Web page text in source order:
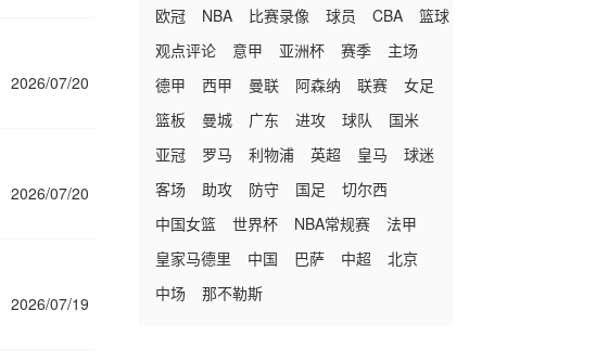
2026/07/20
2026/07/20
2026/07/19
欧冠
NBA 比赛录像 球员 CBA
篮球
观点评论
意甲 亚洲杯 赛季
主场
德甲
西甲 曼联 阿森纳 联赛
女足
篮板
曼城 广东 进攻 球队
国米
亚冠
罗马 利物浦 英超 皇马
球迷
客场
助攻 防守 国足
切尔西
中国女篮
世界杯 NBA常规赛
法甲
皇家马德里
中国 巴萨 中超
北京
中场
那不勒斯